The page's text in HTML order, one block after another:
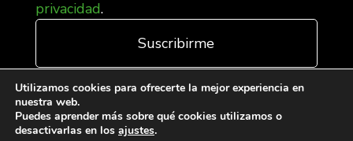
privacidad.
Utilizamos cookies para ofrecerte la mejor experiencia en
nuestra web.
Puedes aprender más sobre qué cookies utilizamos o
desactivarlas en los ajustes.